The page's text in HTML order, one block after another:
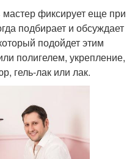
фиксирует еще при
подбирает и обсуждает
подойдет этим
полигелем, укрепление,
гель-лак или лак.